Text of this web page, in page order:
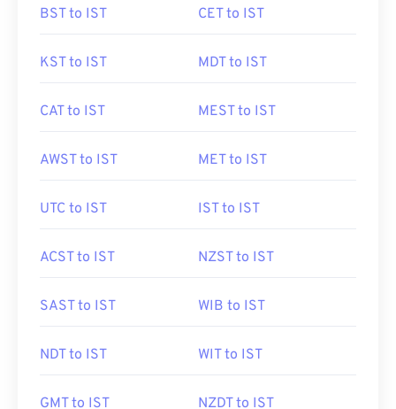
BST to IST CET to IST
KST to IST MDT to IST
CAT to IST MEST to IST
AWST to IST MET to IST
UTC to IST IST to IST
ACST to IST NZST to IST
SAST to IST WIB to IST
NDT to IST WIT to IST
GMT to IST NZDT to IST